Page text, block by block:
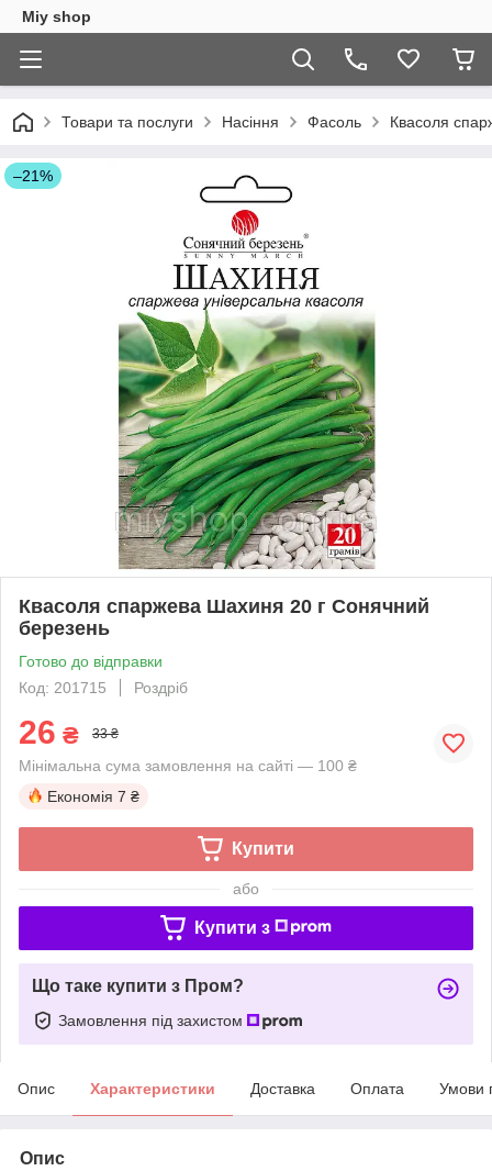
Miy shop
Товари та послуги Насіння Фасоль Квасоля
–21%
Квасоля спаржева Шахиня 20 г Сонячний
березень
Готово до відправки
Код: 201715
Роздріб
26 ₴ 33 ₴
Мінімальна сума замовлення на сайті — 100 ₴
Економія 7 ₴
Купити
або
Купити з
Що таке купити з Пром?
Замовлення під захистом
Опис Характеристики Доставка Оплата Умови
Опис